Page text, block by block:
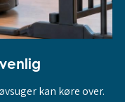
kan køre over.